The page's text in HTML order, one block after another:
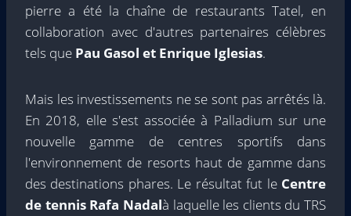
pierre a été la chaîne de restaurants Tatel, en
collaboration avec d'autres partenaires célèbres
tels que Pau Gasol et Enrique Iglesias.
Mais les investissements ne se sont pas arrêtés là.
En 2018, elle s'est associée à Palladium sur une
nouvelle gamme de centres sportifs dans
l'environnement de resorts haut de gamme dans
des destinations phares. Le résultat fut le Centre
de tennis Rafa Nadalà laquelle les clients du TRS